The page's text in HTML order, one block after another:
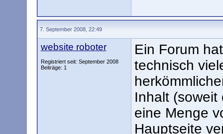
7. September 2008, 22:49
website roboter
Registriert seit: September 2008
Beiträge: 1
Ein Forum
technisch
Inhalt (soweit
eine Menge
Hauptseite